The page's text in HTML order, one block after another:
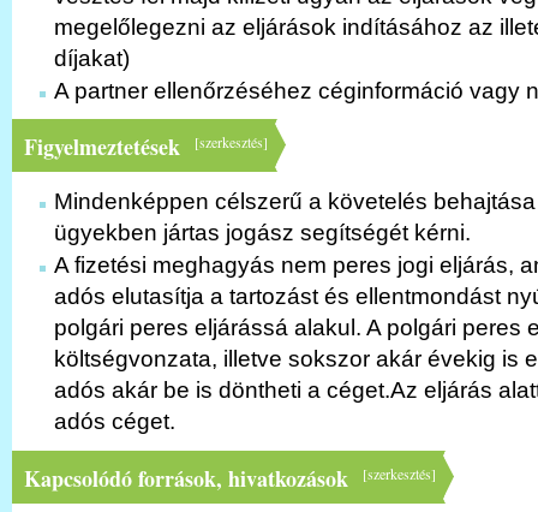
megelőlegezni az eljárások indításához az
díjakat)
A partner ellenőrzéséhez céginformáció vagy
[szerkesztés]
Figyelmeztetések
Mindenképpen célszerű a követelés
ügyekben jártas jogász segítségét kérni.
A fizetési meghagyás nem peres jogi eljárás,
adós elutasítja a tartozást és ellentmondást
polgári peres eljárássá alakul. A polgári peres
költségvonzata, illetve sokszor akár évekig is
adós akár be is döntheti a céget.Az eljárás
adós céget.
[szerkesztés]
Kapcsolódó források, hivatkozások